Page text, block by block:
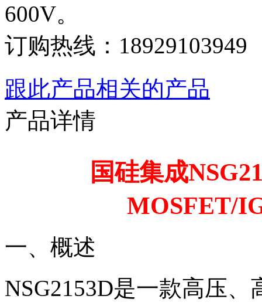
600V。
订购热线： 18929103949
跟此产品相关的产品
产品详情
国硅集成
MOSFET/
一、概述
NSG2153D是一款高压